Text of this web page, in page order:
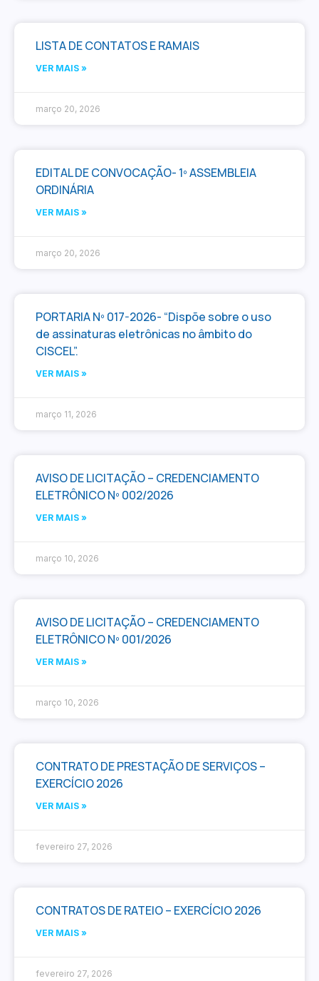
LISTA DE CONTATOS E RAMAIS
VER MAIS »
março 20, 2026
EDITAL DE CONVOCAÇÃO- 1º ASSEMBLEIA
ORDINÁRIA
VER MAIS »
março 20, 2026
PORTARIA Nº 017-2026- “Dispõe sobre o uso
de assinaturas eletrônicas no âmbito do
CISCEL”.
VER MAIS »
março 11, 2026
AVISO DE LICITAÇÃO – CREDENCIAMENTO
ELETRÔNICO Nº 002/2026
VER MAIS »
março 10, 2026
AVISO DE LICITAÇÃO – CREDENCIAMENTO
ELETRÔNICO Nº 001/2026
VER MAIS »
março 10, 2026
CONTRATO DE PRESTAÇÃO DE SERVIÇOS –
EXERCÍCIO 2026
VER MAIS »
fevereiro 27, 2026
CONTRATOS DE RATEIO – EXERCÍCIO 2026
VER MAIS »
fevereiro 27, 2026